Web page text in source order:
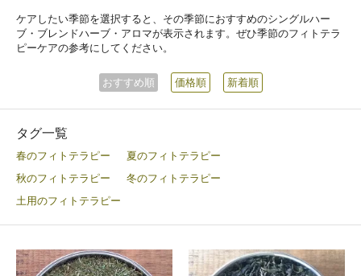
ケアしたい季節を選択すると、その季節におすすめのシングルハー
ブ・ブレンドハーブ・アロマが表示されます。ぜひ季節のフィトテラ
ピーケアの参考にしてください。
おすすめ順 価格順 新着順
タグ一覧
春のフィトテラピー
夏のフィトテラピー
秋のフィトテラピー
冬のフィトテラピー
土用のフィトテラピー